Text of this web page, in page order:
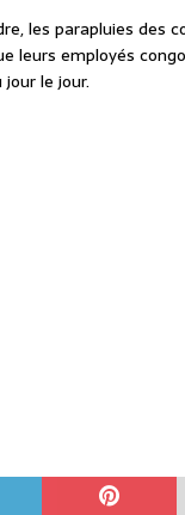
les parapluies des
employés
le jour.